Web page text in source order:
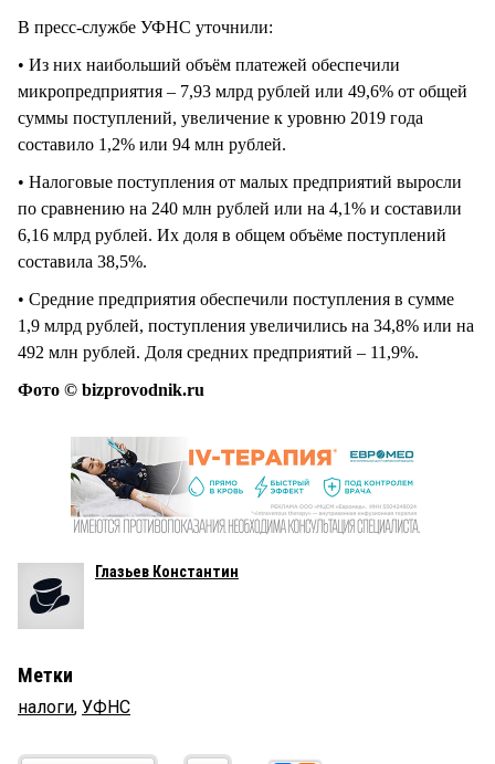
В пресс-службе УФНС уточнили:
• Из них наибольший объём платежей обеспечили
микропредприятия – 7,93 млрд рублей или 49,6% от общей
суммы поступлений, увеличение к уровню 2019 года
составило 1,2% или 94 млн рублей.
• Налоговые поступления от малых предприятий выросли
по сравнению на 240 млн рублей или на 4,1% и составили
6,16 млрд рублей. Их доля в общем объёме поступлений
составила 38,5%.
• Средние предприятия обеспечили поступления в сумме
1,9 млрд рублей, поступления увеличились на 34,8% или на
492 млн рублей. Доля средних предприятий – 11,9%.
Фото © bizprovodnik.ru
Глазьев Константин
Метки
налоги, УФНС